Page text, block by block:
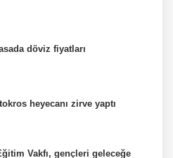
döviz fiyatları
heyecanı zirve yaptı
Vakfı, gençleri geleceğe